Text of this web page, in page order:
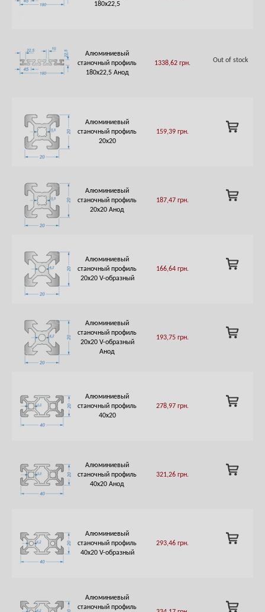
180х22,5
Алюминиевый
станочный профиль
180х22,5 Анод
1338,62 грн. Out of stock
Алюминиевый
станочный профиль
20х20
159,39 грн.
ADD
TO
Алюминиевый
станочный профиль
20х20 Анод
187,47 грн.
ADD
TO
Алюминиевый
станочный профиль
20х20 V-образный
166,64 грн.
ADD
TO
Алюминиевый
станочный профиль
20х20 V-образный
Анод
193,75 грн.
ADD
TO
Алюминиевый
станочный профиль
40х20
278,97 грн.
ADD
TO
Алюминиевый
станочный профиль
40х20 Анод
321,26 грн.
ADD
TO
Алюминиевый
станочный профиль
40х20 V-образный
293,46 грн.
ADD
TO
Алюминиевый
станочный профиль
ADD